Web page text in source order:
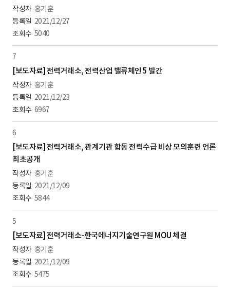
홍기훈
2021/12/27
5040
7
[보도자료] 전력거래소, 전력산업 밸류체인 5 발간
홍기훈
2021/12/23
6967
6
[보도자료] 전력거래소, 관계기관 합동 전력수급 비상 모의훈련 언론
최초공개
홍기훈
2021/12/09
5844
5
[보도자료] 전력거래소-한국에너지기술연구원 MOU 체결
홍기훈
2021/12/09
5475